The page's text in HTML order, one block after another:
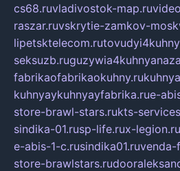
cs68.ruvladivostok-map.ru
raszar.ruvskrytie-zamkov-
lipetsktelecom.ru
seksuzb.ru
fabrikaofabrikaokuhny.ru
kuhnyaykuhnyayfabrika.rue-
store-brawl-stars.rukts-
sindika-01.rusp-life.rux-legion.ru
e-abis-1-c.rusindika01.ruvenda-
store-brawlstars.ru